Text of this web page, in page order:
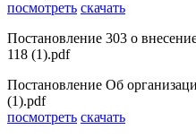
посмотреть скачать
Постановление 303 о
118 (1).pdf
Постановление Об
(1).pdf
посмотреть скачать